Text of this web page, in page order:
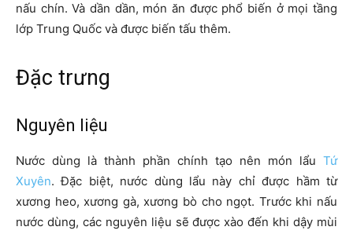
nấu chín. Và dần dần, món ăn được phổ biến ở mọi tầng
lớp Trung Quốc và được biến tấu thêm.
Đặc trưng
Nguyên liệu
Nước dùng là thành phần chính tạo nên món lẩu Tứ
Xuyên. Đặc biệt, nước dùng lẩu này chỉ được hầm từ
xương heo, xương gà, xương bò cho ngọt. Trước khi nấu
nước dùng, các nguyên liệu sẽ được xào đến khi dậy mùi